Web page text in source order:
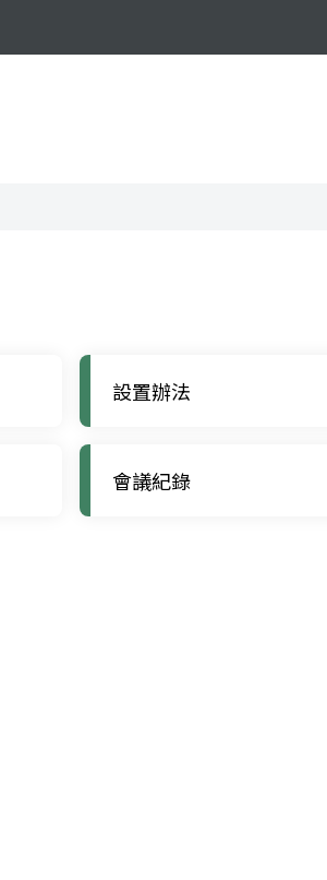
設置辦法
會議紀錄